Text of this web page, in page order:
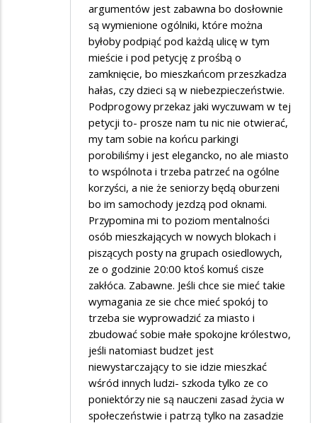
argumentów jest zabawna bo dosłownie
są wymienione ogólniki, które można
byłoby podpiąć pod każdą ulicę w tym
mieście i pod petycję z prośbą o
zamknięcie, bo mieszkańcom przeszkadza
hałas, czy dzieci są w niebezpieczeństwie.
Podprogowy przekaz jaki wyczuwam w tej
petycji to- prosze nam tu nic nie otwierać,
my tam sobie na końcu parkingi
porobiliśmy i jest elegancko, no ale miasto
to wspólnota i trzeba patrzeć na ogólne
korzyści, a nie że seniorzy będą oburzeni
bo im samochody jezdzą pod oknami.
Przypomina mi to poziom mentalności
osób mieszkających w nowych blokach i
piszących posty na grupach osiedlowych,
ze o godzinie 20:00 ktoś komuś cisze
zakłóca. Zabawne. Jeśli chce sie mieć takie
wymagania ze sie chce mieć spokój to
trzeba sie wyprowadzić za miasto i
zbudować sobie małe spokojne królestwo,
jeśli natomiast budzet jest
niewystarczający to sie idzie mieszkać
wśród innych ludzi- szkoda tylko ze co
poniektórzy nie są nauczeni zasad życia w
społeczeństwie i patrzą tylko na zasadzie